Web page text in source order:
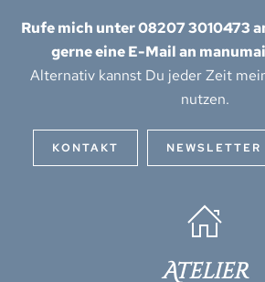
Rufe mich unter 08207 3010473
gerne eine E-Mail an
Alternativ kannst Du jeder Zeit
nutzen.
KONTAKT
Atelier